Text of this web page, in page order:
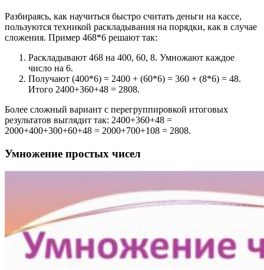
Разбираясь, как научиться быстро считать деньги на кассе,
пользуются техникой раскладывания на порядки, как в случае
сложения. Пример 468*6 решают так:
Раскладывают 468 на 400, 60, 8. Умножают каждое
число на 6.
Получают (400*6) = 2400 + (60*6) = 360 + (8*6) = 48.
Итого 2400+360+48 = 2808.
Более сложный вариант с перегруппировкой итоговых
результатов выглядит так: 2400+360+48 =
2000+400+300+60+48 = 2000+700+108 = 2808.
Умножение простых чисел